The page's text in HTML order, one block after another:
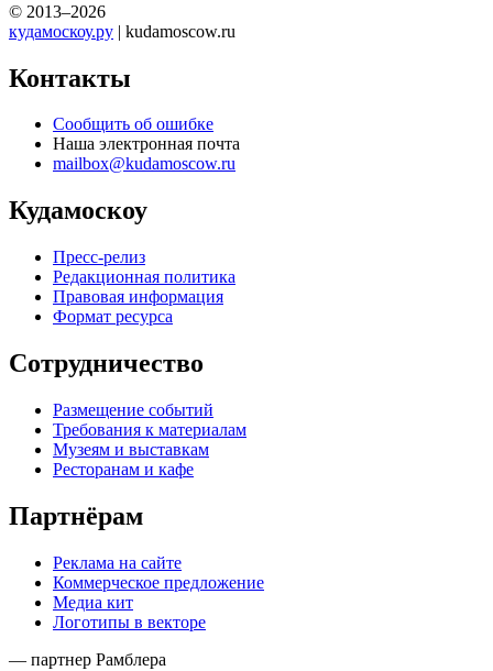
© 2013–2026
кудамоскоу.ру | kudamoscow.ru
Контакты
Сообщить об ошибке
Наша электронная почта
mailbox@kudamoscow.ru
Кудамоскоу
Пресс-релиз
Редакционная политика
Правовая информация
Формат ресурса
Сотрудничество
Размещение событий
Требования к материалам
Музеям и выставкам
Ресторанам и кафе
Партнёрам
Реклама на сайте
Коммерческое предложение
Медиа кит
Логотипы в векторе
— партнер Рамблера